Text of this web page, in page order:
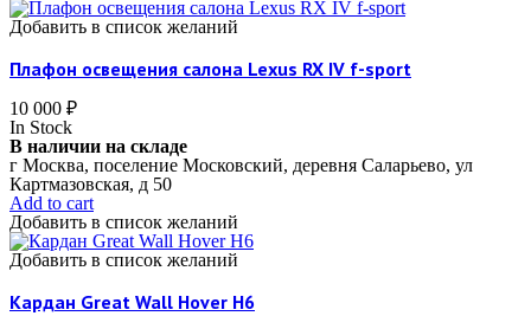
Добавить в список желаний
Плафон освещения салона Lexus RX IV f-sport
10 000 ₽
In Stock
В наличии на складе
г Москва, поселение Московский, деревня Саларьево, ул
Картмазовская, д 50
Add to cart
Добавить в список желаний
Добавить в список желаний
Кардан Great Wall Hover H6